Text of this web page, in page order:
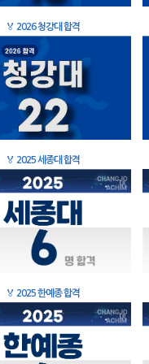
🏅 2026 청강대 합격
🏅 2025 세종대 합격
🏅 2025 한예종 합격